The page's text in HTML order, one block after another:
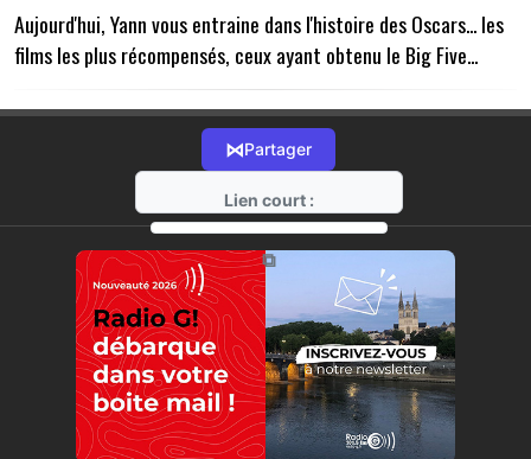
Aujourd'hui, Yann vous entraine dans l'histoire des Oscars... les
films les plus récompensés, ceux ayant obtenu le Big Five...
⋈Partager
Lien court :
https://radio-g.fr?21314
⧉